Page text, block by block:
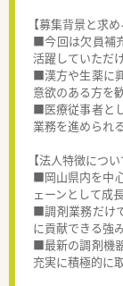
【募集背景と求
■今回は欠員補
活躍していただ
■漢方や生薬に
意欲のある方を
■医療従事者と
業務を進められ
【法人特徴につい
■岡山県内を中
ェーンとして成
■調剤業務だけ
に貢献できる強
■最新の調剤機
充実に積極的に